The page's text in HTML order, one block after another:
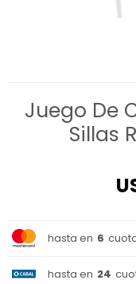
Juego De
Sillas
hasta en 6
hasta en 24